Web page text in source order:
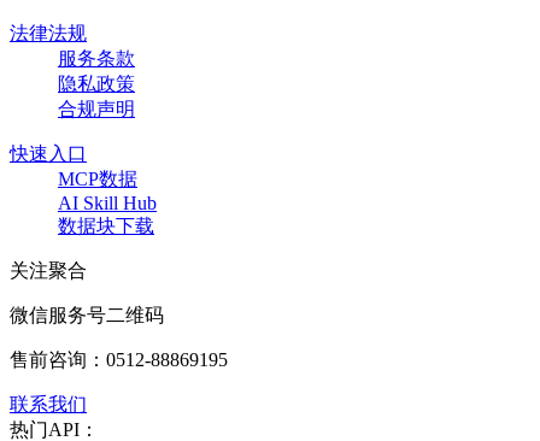
法律法规
服务条款
隐私政策
合规声明
快速入口
MCP数据
AI Skill Hub
数据块下载
关注聚合
微信服务号二维码
售前咨询： 0512-88869195
联系我们
热门API：